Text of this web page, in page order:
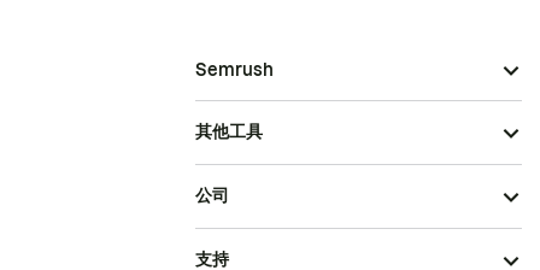
Semrush
其他工具
公司
支持